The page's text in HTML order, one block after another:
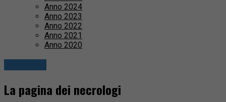
Anno 2024
Anno 2023
Anno 2022
Anno 2021
Anno 2020
La pagina dei necrologi